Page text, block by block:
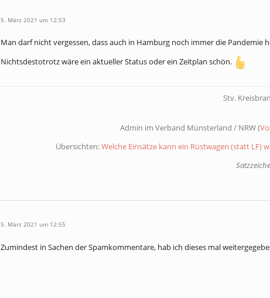
5. März 2021 um 12:53
Man darf nicht vergessen, dass auch in Hamburg noch immer die Pandemie
Nichtsdestotrotz wäre ein aktueller Status oder ein Zeitplan schön.
Stv.
Admin im Verband Münsterland / NRW (
Übersichten:Welche Einsätze kann ein Rüstwagen (statt LF)
5. März 2021 um 12:55
Zumindest in Sachen der Spamkommentare, hab ich dieses mal